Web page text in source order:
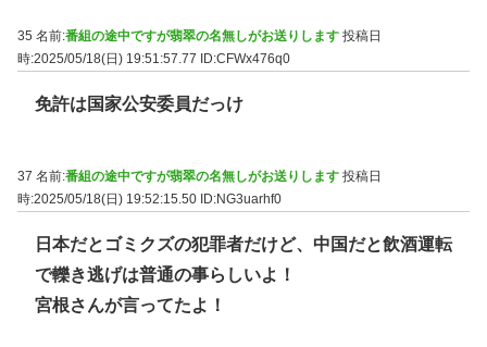
35 名前:番組の途中ですが翡翠の名無しがお送りします 投稿日
時:2025/05/18(日) 19:51:57.77
ID:CFWx476q0
免許は国家公安委員だっけ
37 名前:番組の途中ですが翡翠の名無しがお送りします 投稿日
時:2025/05/18(日) 19:52:15.50 ID:NG3uarhf0
日本だとゴミクズの犯罪者だけど、中国だと飲酒運転
で轢き逃げは普通の事らしいよ！
宮根さんが言ってたよ！